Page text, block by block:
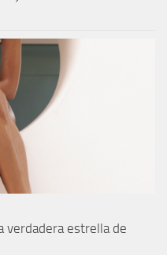
verdadera estrella de